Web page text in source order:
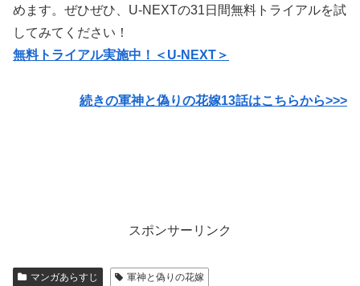
めます。ぜひぜひ、U-NEXTの31日間無料トライアルを試
してみてください！
無料トライアル実施中！＜U-NEXT＞
続きの軍神と偽りの花嫁13話はこちらから>>>
スポンサーリンク
マンガあらすじ 軍神と偽りの花嫁